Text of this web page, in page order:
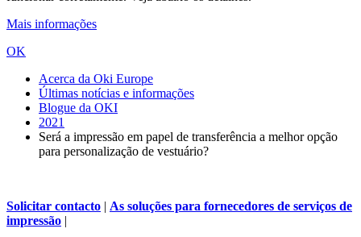
Mais informações
OK
Acerca da Oki Europe
Últimas notícias e informações
Blogue da OKI
2021
Será a impressão em papel de transferência a melhor opção
para personalização de vestuário?
Solicitar contacto | As soluções para fornecedores de serviços de
impressão |